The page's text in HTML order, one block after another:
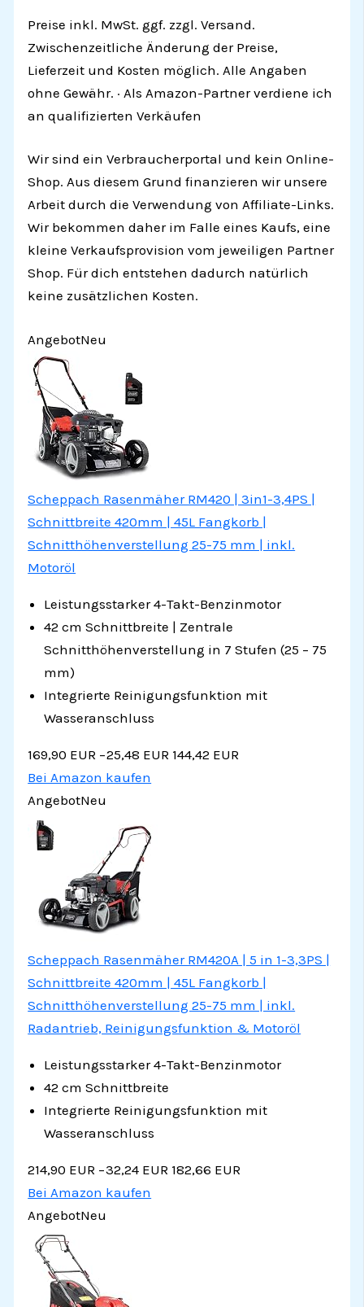
Preise inkl. MwSt. ggf. zzgl. Versand.
Zwischenzeitliche Änderung der Preise,
Lieferzeit und Kosten möglich. Alle Angaben
ohne Gewähr. · Als Amazon-Partner verdiene ich
an qualifizierten Verkäufen
Wir sind ein Verbraucherportal und kein Online-
Shop. Aus diesem Grund finanzieren wir unsere
Arbeit durch die Verwendung von Affiliate-Links.
Wir bekommen daher im Falle eines Kaufs, eine
kleine Verkaufsprovision vom jeweiligen Partner
Shop. Für dich entstehen dadurch natürlich
keine zusätzlichen Kosten.
AngebotNeu
Scheppach Rasenmäher RM420 | 3in1-3,4PS |
Schnittbreite 420mm | 45L Fangkorb |
Schnitthöhenverstellung 25-75 mm | inkl.
Motoröl
Leistungsstarker 4-Takt-Benzinmotor
42 cm Schnittbreite | Zentrale
Schnitthöhenverstellung in 7 Stufen (25 – 75
mm)
Integrierte Reinigungsfunktion mit
Wasseranschluss
169,90 EUR −25,48 EUR 144,42 EUR
Bei Amazon kaufen
AngebotNeu
Scheppach Rasenmäher RM420A | 5 in 1-3,3PS |
Schnittbreite 420mm | 45L Fangkorb |
Schnitthöhenverstellung 25-75 mm | inkl.
Radantrieb, Reinigungsfunktion & Motoröl
Leistungsstarker 4-Takt-Benzinmotor
42 cm Schnittbreite
Integrierte Reinigungsfunktion mit
Wasseranschluss
214,90 EUR −32,24 EUR 182,66 EUR
Bei Amazon kaufen
AngebotNeu